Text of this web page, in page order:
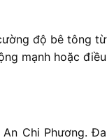
độ bê tông từ
mạnh hoặcđiều
An Chi Phương. Đa